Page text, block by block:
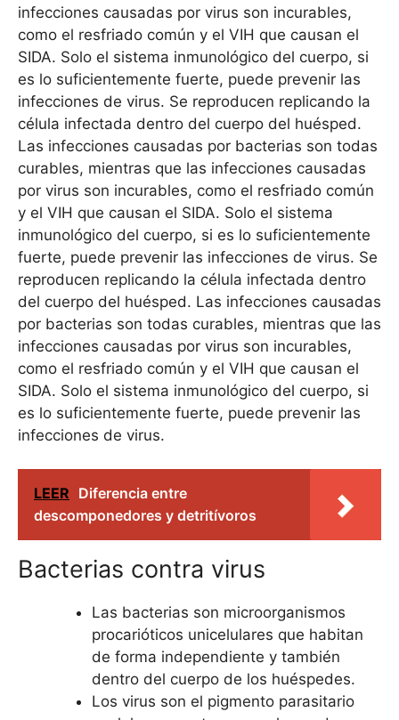
infecciones causadas por virus son incurables,
como el resfriado común y el VIH que causan el
SIDA. Solo el sistema inmunológico del cuerpo, si
es lo suficientemente fuerte, puede prevenir las
infecciones de virus. Se reproducen replicando la
célula infectada dentro del cuerpo del huésped.
Las infecciones causadas por bacterias son todas
curables, mientras que las infecciones causadas
por virus son incurables, como el resfriado común
y el VIH que causan el SIDA. Solo el sistema
inmunológico del cuerpo, si es lo suficientemente
fuerte, puede prevenir las infecciones de virus. Se
reproducen replicando la célula infectada dentro
del cuerpo del huésped. Las infecciones causadas
por bacterias son todas curables, mientras que las
infecciones causadas por virus son incurables,
como el resfriado común y el VIH que causan el
SIDA. Solo el sistema inmunológico del cuerpo, si
es lo suficientemente fuerte, puede prevenir las
infecciones de virus.
LEER Diferencia entre
descomponedores y detritívoros
Bacterias contra virus
Las bacterias son microorganismos
procarióticos unicelulares que habitan
de forma independiente y también
dentro del cuerpo de los huéspedes.
Los virus son el pigmento parasitario